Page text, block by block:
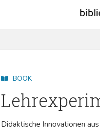
BOOK
Didaktische Innovationen